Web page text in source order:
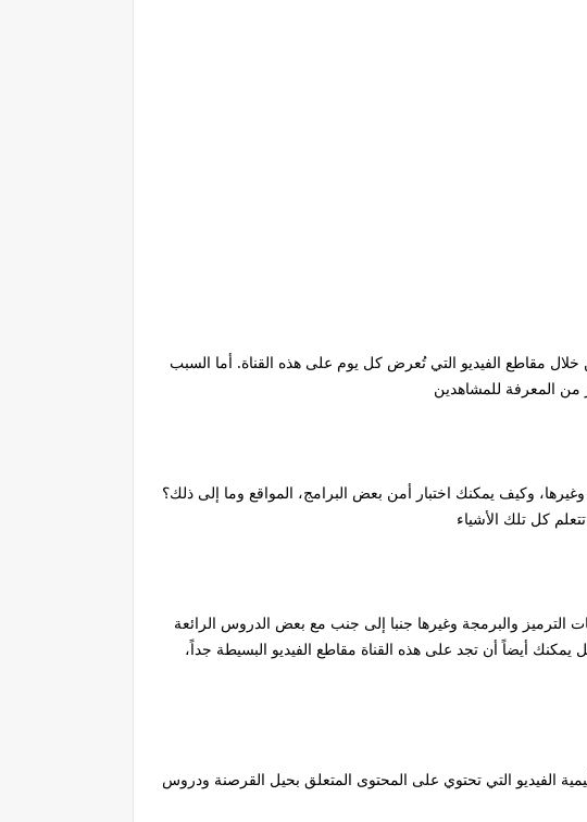
خلال مقاطع الفيديو التي تُعرض كل يوم على هذه القناة. أما السبب
من المعرفة للمشاهدين
وكيف يمكنك اختبار أمن بعض البرامج، المواقع وما إلى ذلك؟
كل تلك الأشياء
والبرمجة وغيرها جنبا إلى جنب مع بعض الدروس الرائعة
أيضاً أن تجد على هذه القناة مقاطع الفيديو البسيطة جداً،
الفيديو التي تحتوي على المحتوى المتعلق بحيل القرصنة ودروس